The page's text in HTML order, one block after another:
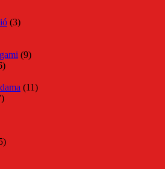
(3)
(9)
(11)